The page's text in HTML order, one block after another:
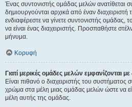
Ένας συντονιστής ομάδας μελών ανατίθεται
δημιουργούνται αρχικά από έναν
ενδιαφέρεστε να γίνετε συντονιστής
να είναι ένας διαχειριστής. Προσπαθήστε
μήνυμα.
Κορυφή
Γιατί μερικές ομάδες μελών εμφανίζονται
Είναι πιθανό ο διαχειριστής του συστήματος
χρώμα στα μέλη μιας ομάδας μελών ώστε να
μέλη αυτής της ομάδας.